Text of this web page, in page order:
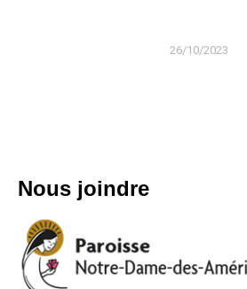
26/10/2023
Nous joindre